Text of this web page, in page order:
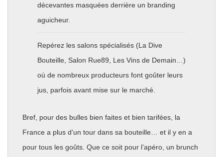
décevantes masquées derrière un branding
aguicheur.
Repérez les salons spécialisés (La Dive
Bouteille, Salon Rue89, Les Vins de Demain…)
où de nombreux producteurs font goûter leurs
jus, parfois avant mise sur le marché.
Bref, pour des bulles bien faites et bien tarifées, la
France a plus d’un tour dans sa bouteille… et il y en a
pour tous les goûts. Que ce soit pour l’apéro, un brunch